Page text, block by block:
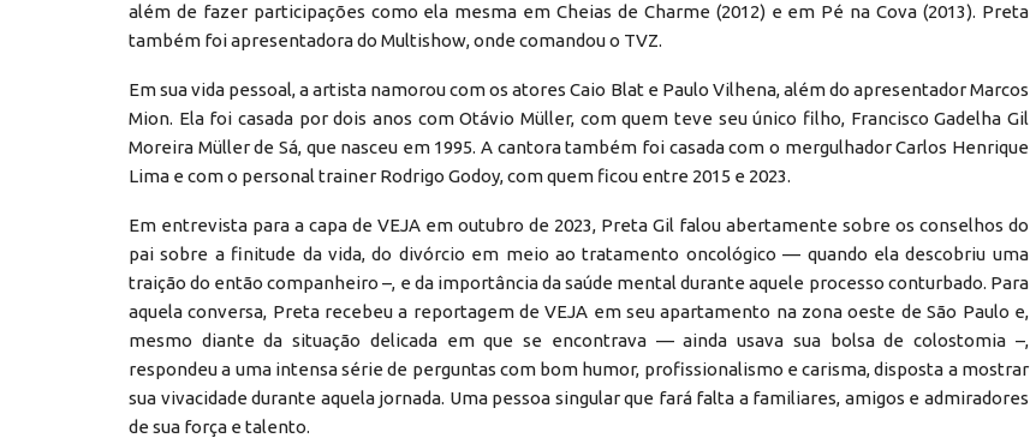
além de fazer participações como ela mesma em Cheias de Charme (2012) e em Pé na Cova (2013). Preta
também foi apresentadora do Multishow, onde comandou o TVZ.
Em sua vida pessoal, a artista namorou com os atores Caio Blat e Paulo Vilhena, além do apresentador Marcos
Mion. Ela foi casada por dois anos com Otávio Müller, com quem teve seu único filho, Francisco Gadelha Gil
Moreira Müller de Sá, que nasceu em 1995. A cantora também foi casada com o mergulhador Carlos Henrique
Lima e com o personal trainer Rodrigo Godoy, com quem ficou entre 2015 e 2023.
Em entrevista para a capa de VEJA em outubro de 2023, Preta Gil falou abertamente sobre os conselhos do
pai sobre a finitude da vida, do divórcio em meio ao tratamento oncológico — quando ela descobriu uma
traição do então companheiro –, e da importância da saúde mental durante aquele processo conturbado. Para
aquela conversa, Preta recebeu a reportagem de VEJA em seu apartamento na zona oeste de São Paulo e,
mesmo diante da situação delicada em que se encontrava — ainda usava sua bolsa de colostomia –,
respondeu a uma intensa série de perguntas com bom humor, profissionalismo e carisma, disposta a mostrar
sua vivacidade durante aquela jornada. Uma pessoa singular que fará falta a familiares, amigos e admiradores
de sua força e talento.